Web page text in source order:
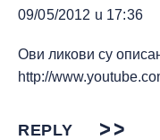
09/05/2012 u 17:36
Ови ликови су
http://
REPLY